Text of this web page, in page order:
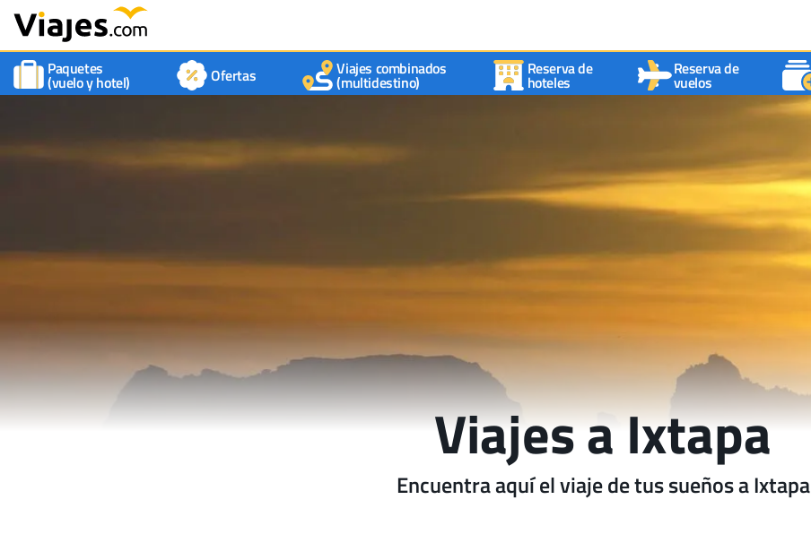
Paquetes
(vuelo y hotel) Ofertas Viajes combinados
(multidestino)
Reserva de
hoteles
Reserva de
vuelos
Viajes a Ixtapa
Encuentra aquí el viaje de tus sueños a Ixtapa